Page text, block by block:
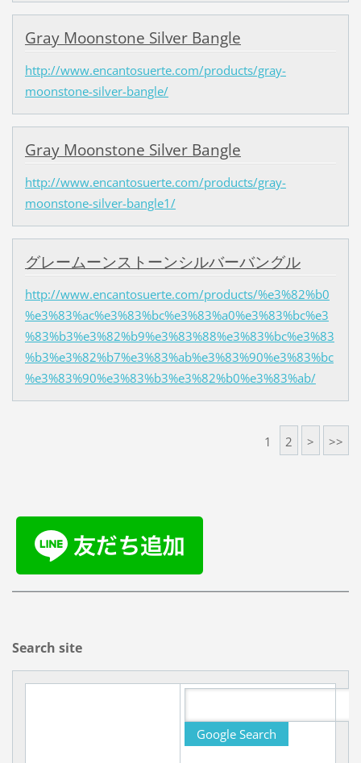
Gray Moonstone Silver Bangle
http://www.encantosuerte.com/products/gray-
moonstone-silver-bangle/
Gray Moonstone Silver Bangle
http://www.encantosuerte.com/products/gray-
moonstone-silver-bangle1/
グレームーンストーンシルバーバングル
http://www.encantosuerte.com/products/%e3%82%b0
%e3%83%ac%e3%83%bc%e3%83%a0%e3%83%bc%e3
%83%b3%e3%82%b9%e3%83%88%e3%83%bc%e3%83
%b3%e3%82%b7%e3%83%ab%e3%83%90%e3%83%bc
%e3%83%90%e3%83%b3%e3%82%b0%e3%83%ab/
1 2 > >>
Search site